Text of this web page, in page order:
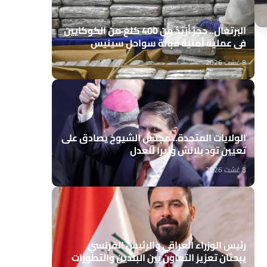
البرتغال.. حجز أزيد من 400 كلغ من الكوكايين
في عملية أمنية قبالة سواحل سينيس
8 غشت 2026
الولايات المتحدة.. مجلس الشيوخ يصادق على
تعيين تود بلانش وزيرا للعدل
8 غشت 2026
رئيس الوزراء العراقي والرئيس الفرنسي
يبحثان تعزيز التعاون بين البلدين والتطورات